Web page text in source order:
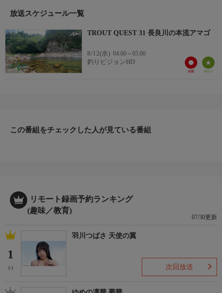
本流釣行。どんなドラマが待っているのだろうか。＊出演者：吉
放送スケジュール一覧
TROUT QUEST 31 長良川の本流アマゴ
8/12(水) 04:00～05:00
釣りビジョンHD
この番組をチェックした人が見ている番組
リモート録画予約ランキング
(趣味／教育)
07/30更新
1
(-)
羽川つばさ 天使の翼
次回放送